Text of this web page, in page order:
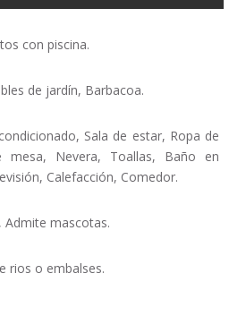
con piscina.
de jardín, Barbacoa.
Sala de estar, Ropa de
mesa, Nevera, Toallas, Baño en
Calefacción, Comedor.
Admite mascotas.
rios o embalses.